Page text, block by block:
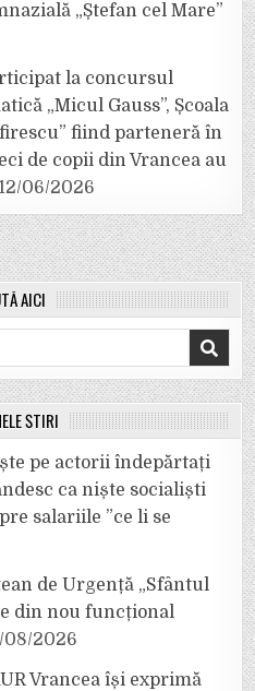
„Ștefan cel Mare”
la concursul
„Micul Gauss”, Școala
fiind parteneră în
de copii din Vrancea au
12/06/2026
AICI
ȘTIRI
pe actorii îndepărtați
ca niște socialiști
salariile ”ce li se
de Urgență „Sfântul
din nou funcțional
08/2026
Vrancea își exprimă